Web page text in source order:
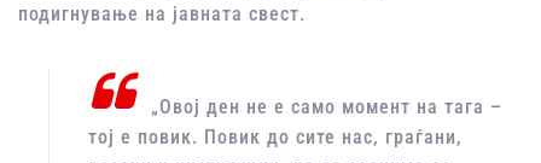
подигнување на јавната свест.
„Овој ден не е само момент на тага –
тој е повик. Повик до сите нас, граѓани,